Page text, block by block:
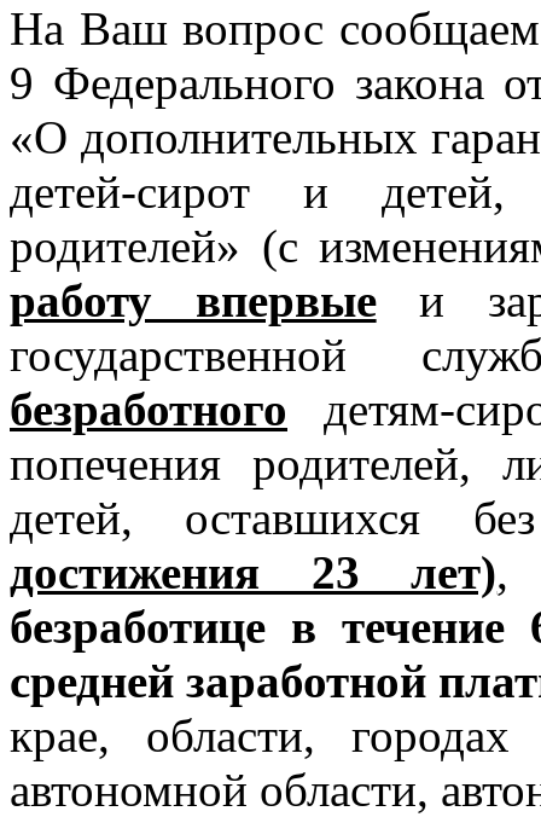
На Ваш вопрос сообщаем,
9 Федерального закона
«О дополнительных
детей-сирот и детей,
родителей» (с
работу впервыеи
государственной
безработного детям-
попечения родителей,
детей, оставшихся
достижения 23 лет),
безработице в
средней заработной
крае, области,
автономной области,